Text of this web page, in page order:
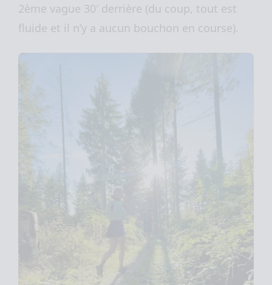
2ème vague 30′ derrière (du coup, tout est
fluide et il n’y a aucun bouchon en course).